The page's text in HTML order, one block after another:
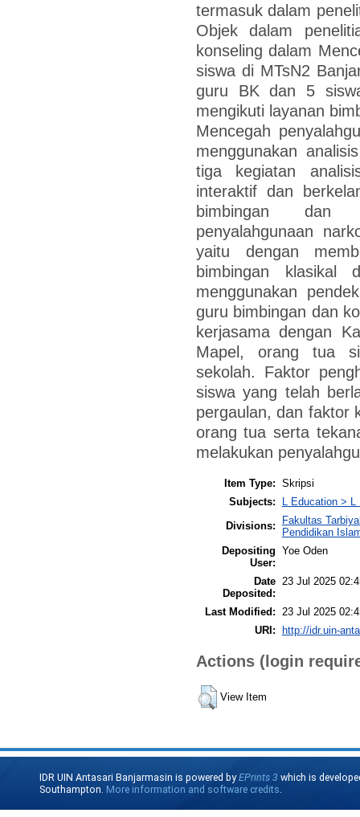
termasuk dalam
Objek dalam
konseling dalam
siswa di MTsN2
guru BK dan 5
mengikuti layanan
Mencegah
menggunakan
tiga kegiatan
interaktif dan
bimbingan dan
penyalahgunaan
yaitu dengan
bimbingan klasikal
menggunakan
guru bimbingan dan
kerjasama dengan
Mapel, orang tua
sekolah. Faktor
siswa yang telah
pergaulan, dan faktor
orang tua serta
melakukan
Item Type: Skripsi
Subjects:
L Education > L
Divisions:
Fakultas
Pendidikan
Depositing
User:
Yoe Oden
Date
Deposited:
23 Jul 2025
Last Modified:
23 Jul 2025
URI: http://idr.uin-
Actions (login
View Item
IDR UIN Antasari Banjarmasin is powered byEPrints 3 which is
Southampton. More information and software credits.